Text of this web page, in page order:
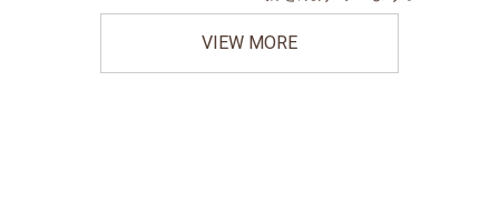
VIEW MORE